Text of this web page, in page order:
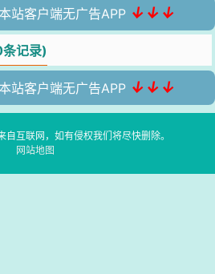
站客户端无广告APP ↓↓↓
记录)
站客户端无广告APP ↓↓↓
互联网，如有侵权我们将尽快删除。
网站地图